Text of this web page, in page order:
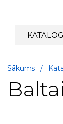
Sākums /